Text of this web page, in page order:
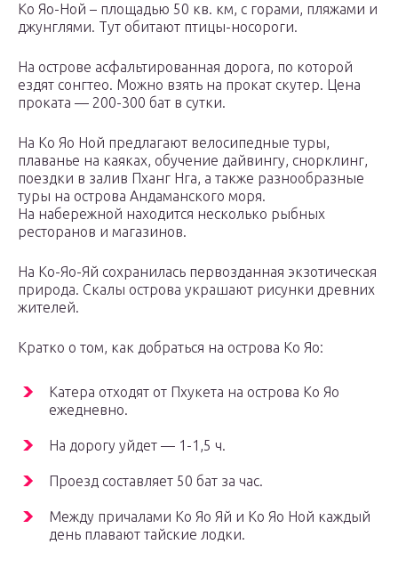
Ко Яо-Ной – площадью 50 кв. км, с горами, пляжами и
джунглями. Тут обитают птицы-носороги.
На острове асфальтированная дорога, по которой
ездят сонгтео. Можно взять на прокат скутер. Цена
проката — 200-300 бат в сутки.
На Ко Яо Ной предлагают велосипедные туры,
плаванье на каяках, обучение дайвингу, снорклинг,
поездки в залив Пханг Нга, а также разнообразные
туры на острова Андаманского моря.
На набережной находится несколько рыбных
ресторанов и магазинов.
На Ко-Яо-Яй сохранилась первозданная экзотическая
природа. Скалы острова украшают рисунки древних
жителей.
Кратко о том, как добраться на острова Ко Яо:
Катера отходят от Пхукета на острова Ко Яо
ежедневно.
На дорогу уйдет — 1-1,5 ч.
Проезд составляет 50 бат за час.
Между причалами Ко Яо Яй и Ко Яо Ной каждый
день плавают тайские лодки.